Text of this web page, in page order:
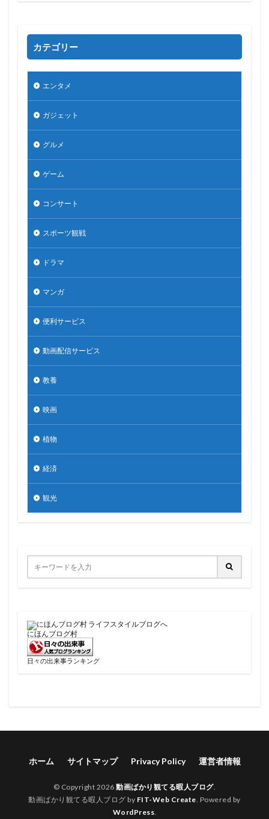
カテゴリー
エンタメ
ガジェット
グルメ
ゲーム
コンサート
スポーツ観戦
ドラマ
マンガ
便利サービス
動画配信サービス
教養
映画
植物
経済
観光
にほんブログ村
日々の出来事ランキング
ホーム サイトマップ Privacy Policy 運営者情報
© Copyright 2026動画ばかり観てる暇人ブログ.
動画ばかり観てる暇人ブログ by FIT-Web Create. Powered by
WordPress.